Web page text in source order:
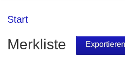
Start
Exportieren
Merkliste